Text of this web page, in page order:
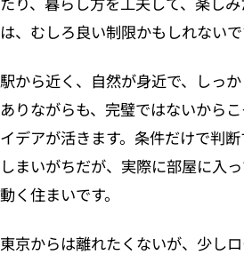
は、むしろ良い制限かもしれないで
駅から近く、自然が身近で、しっ
ありながらも、完璧ではないから
イデアが活きます。条件だけで判
しまいがちだが、実際に部屋に入
動く住まいです。
東京からは離れたくないが、少し